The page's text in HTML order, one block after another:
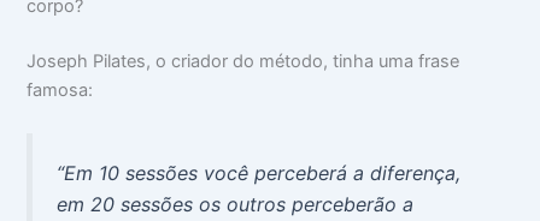
corpo?
Joseph Pilates, o criador do método, tinha uma frase
famosa:
“Em 10 sessões você perceberá a diferença,
em 20 sessões os outros perceberão a